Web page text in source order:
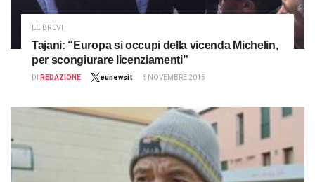
LE BREVI
Tajani: “Europa si occupi della vicenda Michelin,
per scongiurare licenziamenti”
DI REDAZIONE eunewsit 6 NOVEMBRE 2015